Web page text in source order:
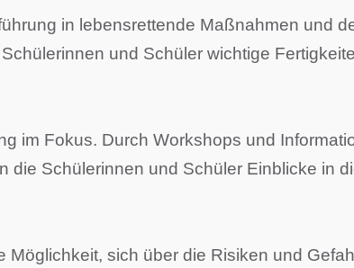
in lebensrettende Maßnahmen und
und Schüler wichtige
im Fokus. Durch Workshops und
die Schülerinnen und Schüler Einblicke in
sich über die Risiken und